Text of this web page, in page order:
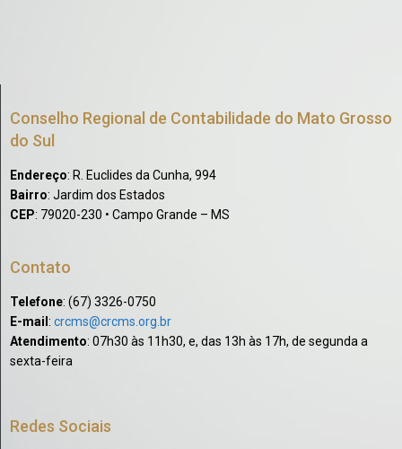
Conselho Regional de Contabilidade do Mato Grosso
do Sul
Endereço: R. Euclides da Cunha, 994
Bairro: Jardim dos Estados
CEP: 79020-230 • Campo Grande – MS
Contato
Telefone: (67) 3326-0750​
E-mail : crcms@crcms.org.br
Atendimento: 07h30 às 11h30, e, das 13h às 17h, de segunda a
sexta-feira
Redes Sociais